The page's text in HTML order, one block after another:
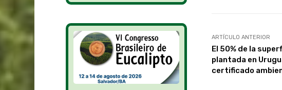
ARTÍCULO ANTERIOR
El 50% de la
plantada en
certificado